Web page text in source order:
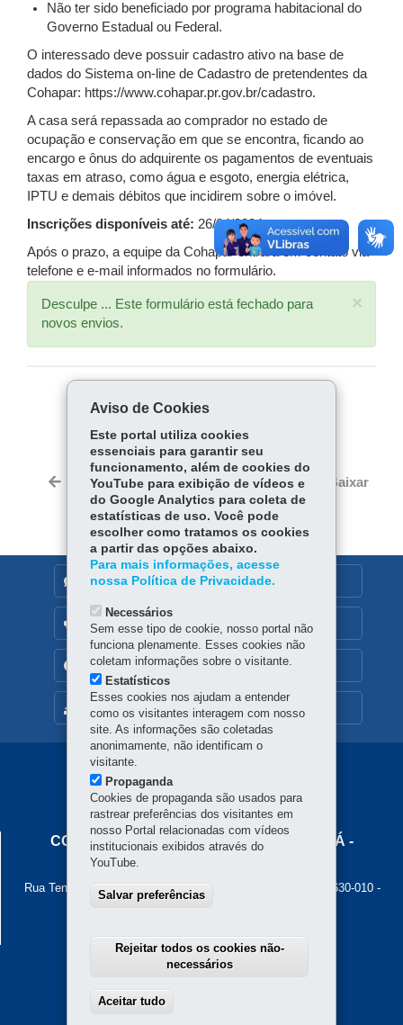
Não ter sido beneficiado por programa habitacional do
Governo Estadual ou Federal.
O interessado deve possuir cadastro ativo na base de
dados do Sistema on-line de Cadastro de pretendentes da
Cohapar: https://www.cohapar.pr.gov.br/cadastro.
A casa será repassada ao comprador no estado de
ocupação e conservação em que se encontra, ficando ao
encargo e ônus do adquirente os pagamentos de eventuais
taxas em atraso, como água e esgoto, energia elétrica,
IPTU e demais débitos que incidirem sobre o imóvel.
Inscrições disponíveis até: 26/04/2024
Após o prazo, a equipe da Cohapar entrará em contato via
telefone e e-mail informados no formulário.
×
Mensagem
Desculpe ... Este formulário está fechado para
novos envios.
COMPARTILHE:
FacebookWhatsApp
Voltar Início Imprimir Baixar
MAPA DO SITE
DENUNCIE CORRUPÇÃO
OUVIDORIA
TRANSPARÊNCIA INSTITUCIONAL
Navegação
Principal
Cohapar
COMPANHIA DE HABITAÇÃO DO PARANÁ -
Rua Tenente Francisco Ferreira de Souza, 766 - Hauer 81630-010-
Curitiba-PR
Atendimento institucional: (41) 3312-5700
Aviso de Cookies
Este portal utiliza cookies
essenciais para garantir seu
funcionamento, além de cookies do
YouTube para exibição de vídeos e
do Google Analytics para coleta de
estatísticas de uso. Você pode
escolher como tratamos os cookies
a partir das opções abaixo.
Para mais informações, acesse
nossa Política de Privacidade.
Necessários
Sem esse tipo de cookie, nosso portal não
funciona plenamente. Esses cookies não
coletam informações sobre o visitante.
Estatísticos
Esses cookies nos ajudam a entender
como os visitantes interagem com nosso
site. As informações são coletadas
anonimamente, não identificam o
visitante.
Propaganda
Cookies de propaganda são usados para
rastrear preferências dos visitantes em
nosso Portal relacionadas com vídeos
institucionais exibidos através do
YouTube.
Salvar preferências
Rejeitar todos os cookies não-
necessários
Aceitar tudo